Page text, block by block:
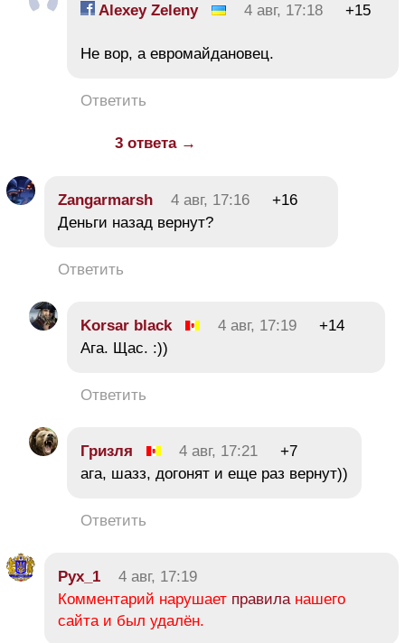
Alexey Zeleny 4 авг, 17:18 +15
Не вор, а евромайдановец.
Ответить
3 ответа →
Zangarmarsh 4 авг, 17:16
+16
Деньги назад вернут?
Ответить
Korsar black 4 авг, 17:19
+14
Ага. Щас. :))
Ответить
Гризля 4 авг, 17:21
+7
ага, шазз, догонят и еще раз вернут))
Ответить
Рух_1
4 авг, 17:19
Комментарий нарушает правиланашего
сайта и был удалён.